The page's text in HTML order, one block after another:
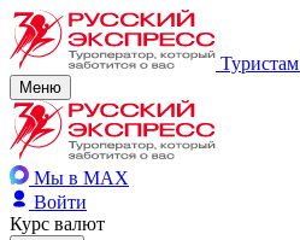
Туристам
Меню
Мы в MAX
Войти
Курс валют